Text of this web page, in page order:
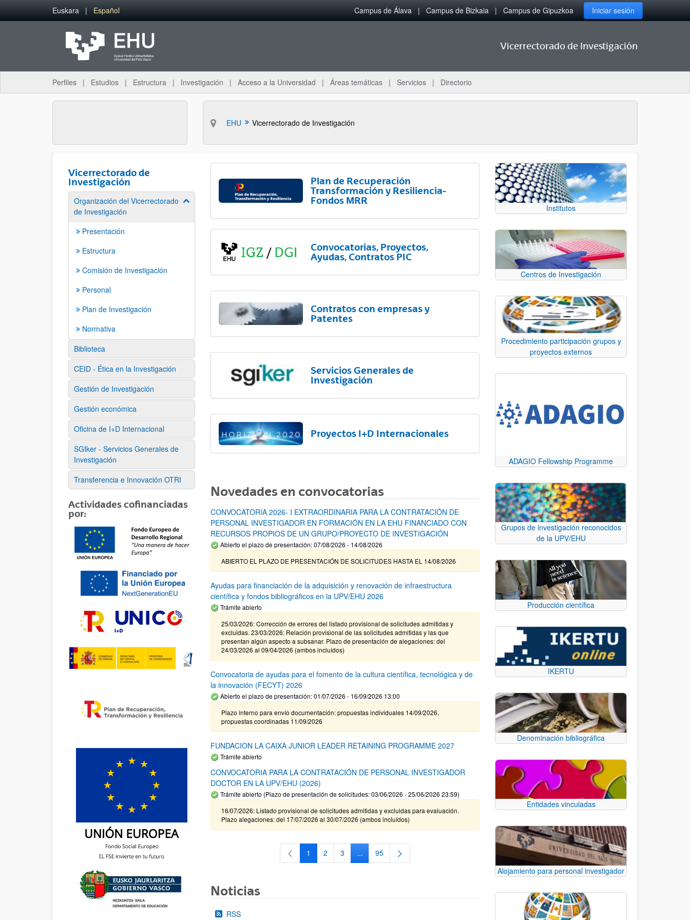
Saltar al contenido principal
Euskara Español Campus de Álava Campus de Bizkaia Campus de Gipuzkoa Iniciar sesión
Vicerrectorado de Investigación
Perfiles Estudios Estructura Investigación Acceso a la Universidad Áreas temáticas Servicios Directorio
EHU Vicerrectorado de Investigación
Vicerrectorado de
Investigación
Organización del Vicerrectorado
de Investigación
Mostrar/ocultar subpáginas
Presentación
Estructura
Comisión de Investigación
Personal
Plan de Investigación
Normativa
Biblioteca
CEID - Ética en la Investigación
Gestión de Investigación
Gestión económica
Oficina de I+D Internacional
SGIker - Servicios Generales de
Investigación
Transferencia e Innovación OTRI
Actividades cofinanciadas
por:
Plan de Recuperación
Transformación y Resiliencia-
Fondos MRR
Convocatorias, Proyectos,
Ayudas, Contratos PIC
Contratos con empresas y
Patentes
Servicios Generales de
Investigación
Proyectos I+D Internacionales
Novedades en convocatorias
CONVOCATORIA 2026- I EXTRAORDINARIA PARA LA CONTRATACIÓN DE
PERSONAL INVESTIGADOR EN FORMACIÓN EN LA EHU FINANCIADO CON
RECURSOS PROPIOS DE UN GRUPO/PROYECTO DE INVESTIGACIÓN
Abierto el plazo de presentación: 07/08/2026 - 14/08/2026
ABIERTO EL PLAZO DE PRESENTACIÓN DE SOLICITUDES HASTA EL 14/08/2026
Ayudas para financiación de la adquisición y renovación de infraestructura
científica y fondos bibliográficos en la UPV/EHU 2026
Trámite abierto
25/03/2026: Corrección de errores del listado provisional de solicitudes admitidas y
excluidas. 23/03/2026: Relación provisional de las solicitudes admitidas y las que
presentan algún aspecto a subsanar. Plazo de presentación de alegaciones: del
24/03/2026 al 09/04/2026 (ambos incluídos)
Convocatoria de ayudas para el fomento de la cultura científica, tecnológica y de
la innovación (FECYT) 2026
Abierto el plazo de presentación: 01/07/2026 - 16/09/2026 13:00
Plazo interno para envío documentación: propuestas individuales 14/09/2026,
propuestas coordinadas 11/09/2026
FUNDACION LA CAIXA JUNIOR LEADER RETAINING PROGRAMME 2027
Trámite abierto
CONVOCATORIA PARA LA CONTRATACIÓN DE PERSONAL INVESTIGADOR
DOCTOR EN LA UPV/EHU (2026)
Trámite abierto (Plazo de presentación de solicitudes: 03/06/2026 - 25/06/2026 23:59)
16/07/2026: Listado provisional de solicitudes admitidas y excluidas para evaluación.
Plazo alegaciones: del 17/07/2026 al 30/07/2026 (ambos incluídos)
Página
1 Página
2 Página
3 ...Páginas intermedias Use TAB para desplazarse.
Página
95
Noticias
RSS
Institutos
Centros de Investigación
Procedimiento participación grupos y
proyectos externos
ADAGIO Fellowship Programme
Grupos de investigación reconocidos
de la UPV/EHU
Producción científica
IKERTU
Denominación bibliográfica
Entidades vinculadas
Alojamiento para personal investigador